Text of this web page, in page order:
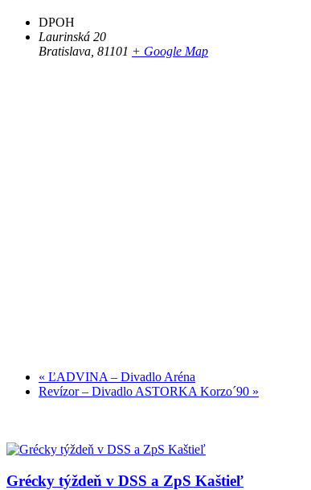
DPOH
Laurinská 20
Bratislava 81101 + Google Map
« ĽADVINA – Divadlo Aréna
Revízor – Divadlo ASTORKA Korzo´90 »
Grécky týždeň v DSS a ZpS Kaštieľ